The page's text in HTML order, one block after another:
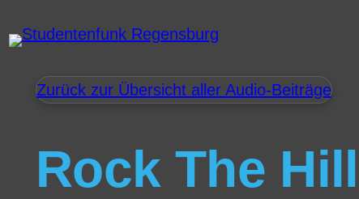
Zurück zur Übersicht aller Audio-Beiträge
Rock The